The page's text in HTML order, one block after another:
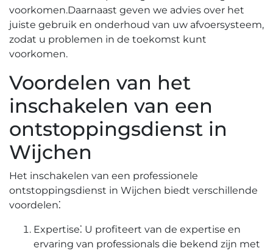
voorkomen.​ Daarnaast geven we advies over het
juiste gebruik en onderhoud van uw afvoersysteem,
zodat u problemen in de toekomst kunt
voorkomen.​
Voordelen van het
inschakelen van een
ontstoppingsdienst in
Wijchen
Het inschakelen van een professionele
ontstoppingsdienst in Wijchen biedt verschillende
voordelen⁚
Expertise⁚ U profiteert van de expertise en
ervaring van professionals die bekend zijn met